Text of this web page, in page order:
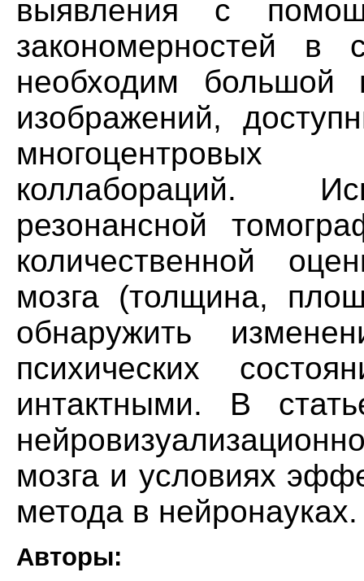
выявления с
закономерностей в
необходим большой
изображений,
коллабораций.
резонансной
количественной
мозга (толщина,
обнаружить
психических
интактными. В
мозга и условиях
метода в нейронауках.
Авторы: